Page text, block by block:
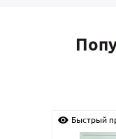
Быстрый просмотр